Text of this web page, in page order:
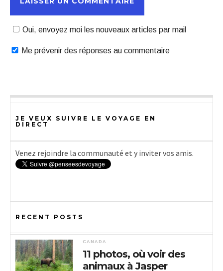
Oui, envoyez moi les nouveaux articles par mail
Me prévenir des réponses au commentaire
JE VEUX SUIVRE LE VOYAGE EN
DIRECT
Venez rejoindre la communauté et y inviter vos amis.
RECENT POSTS
CANADA
11 photos, où voir des
animaux à Jasper